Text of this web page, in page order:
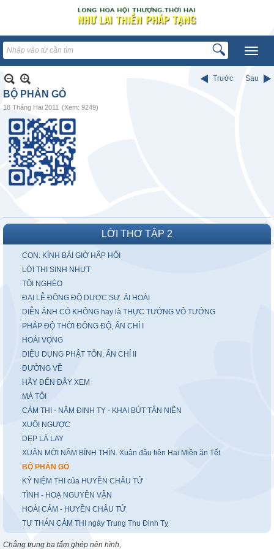
Trước Sau
BỘ PHẢN GỎ
18 Tháng Hai 2011 (Xem: 9249)
LỜI THƠ TẬP 2
CON: KÍNH BÁI GIỜ HẤP HỐI
LỜI THI SINH NHỰT
TÔI NGHÈO
ĐẠI LỄ ĐÔNG ĐỘ DƯỢC SƯ. ÁI HOÀI
DIỄN ẢNH CÓ KHÔNG hay là THỰC TƯỚNG VÔ TƯỚNG
PHÁP ĐỘ THỜI ĐÔNG ĐỘ, ẤN CHỈ I
HOÀI VỌNG
DIỆU DỤNG PHẬT TÔN, ẤN CHỈ II
ĐƯỜNG VỀ
HÃY ĐẾN ĐÂY XEM
MÁ TÔI
CẢM THI - NĂM ĐINH TỴ - KHAI BÚT TÂN NIÊN
XUÔI NGƯỢC
DẸP LÁ LAY
XUÂN MỚI NĂM BÍNH THÌN. Xuân đầu tiên Hai Miền ăn Tết
BỘ PHẢN GỎ
KỶ NIỆM THI của HUYỀN CHÂU TỬ
TÌNH - HOẠ NGUYÊN VẬN
HOÀI CẢM - HUYỀN CHÂU TỬ
TỰ THÁN CẢM THI ngày Trung Thu Đinh Tỵ
Chẳng trung ba tấm ghép nên hình,